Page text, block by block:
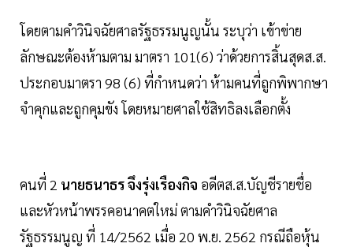
โดยตามคำวินิจฉัยศาลรัฐธรรมนูญนั้น ระบุว่า เข้าข่าย
ลักษณะต้องห้ามตาม มาตรา 101(6) ว่าด้วยการสิ้นสุดส.ส.
ประกอบมาตรา 98 (6) ที่กำหนดว่า ห้ามคนที่ถูกพิพากษา
จำคุกและถูกคุมขัง โดยหมายศาลใช้สิทธิลงเลือกตั้ง
คนที่ 2 นายธนาธร จึงรุ่งเรืองกิจ อดีตส.ส.บัญชีรายชื่อ
และหัวหน้าพรรคอนาคตใหม่ ตามคำวินิจฉัยศาล
รัฐธรรมนูญ ที่ 14/2562 เมื่อ 20 พ.ย. 2562 กรณีถือหุ้น